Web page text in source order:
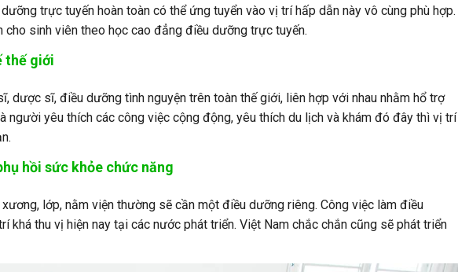
trực tuyến hoàn toàn có thể ứng tuyển vào vị trí hấp dẫn này vô cùng phù hợp.
sinh viên theo học cao đẳng điều dưỡng trực tuyến.
thế giới
dược sĩ, điều dưỡng tình nguyện trên toàn thế giới, liên hợp với nhau nhằm hổ trợ
người yêu thích các công việc cộng động, yêu thích du lịch và khám đó đây thì vị trí
hồi sức khỏe chức năng
lớp, nằm viện thường sẽ cần một điều dưỡng riêng. Công việc làm điều
khá thu vị hiện nay tại các nước phát triển. Việt Nam chắc chắn cũng sẽ phát triển